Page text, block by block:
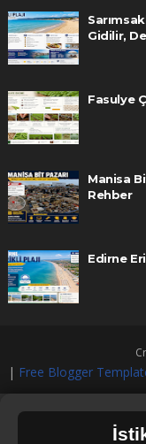
Gidilir,
Fasulye
Manisa
Rehber
Edirne
| Free Blogger